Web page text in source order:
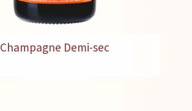
Champagne Demi-sec